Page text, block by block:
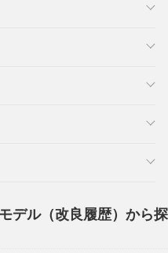
デル（改良履歴）から探